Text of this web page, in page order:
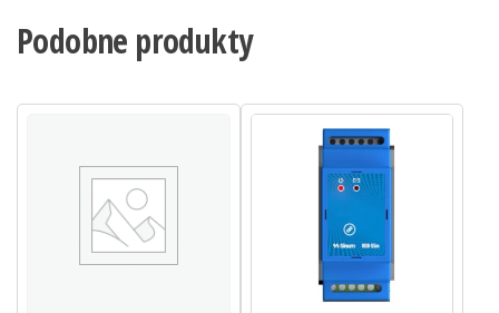
Podobne produkty